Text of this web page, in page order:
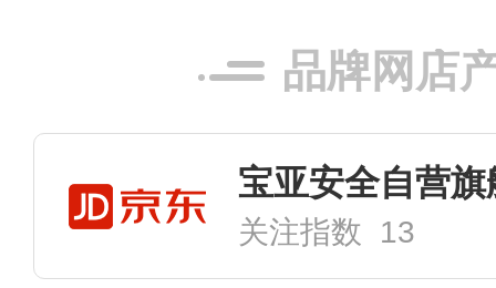
品牌网店
宝亚安全自营旗
关注指数 13